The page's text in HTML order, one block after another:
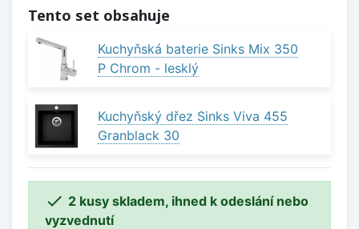
Tento set obsahuje
Kuchyňská baterie Sinks Mix 350
P Chrom - lesklý
Kuchyňský dřez Sinks Viva 455
Granblack 30
 2 kusy skladem, ihned k odeslání nebo
vyzvednutí